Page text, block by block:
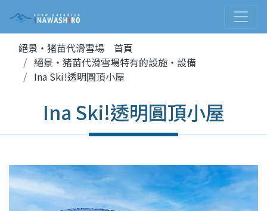
絕景・猪苗代滑雪場 首頁
絕景・猪苗代滑雪場特有的設施・設備
Ina Ski!透明圓頂小屋
Ina Ski!透明圓頂小屋